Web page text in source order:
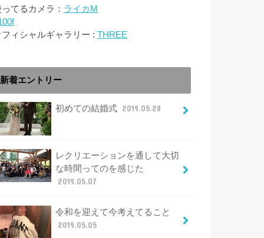
てるカメラ： ライカM
フィシャルギャラリー : THREE
新着エントリー
初めての結婚式 2019.05.28
レクリエーションを通して大切
な時間ってのを感じた
2019.05.07
令和を迎えて今考えてること
2019.05.05